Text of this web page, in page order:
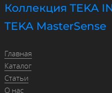
Коллекция TEKA
TEKA MasterSense
Главная
Каталог
Статьи
О нас